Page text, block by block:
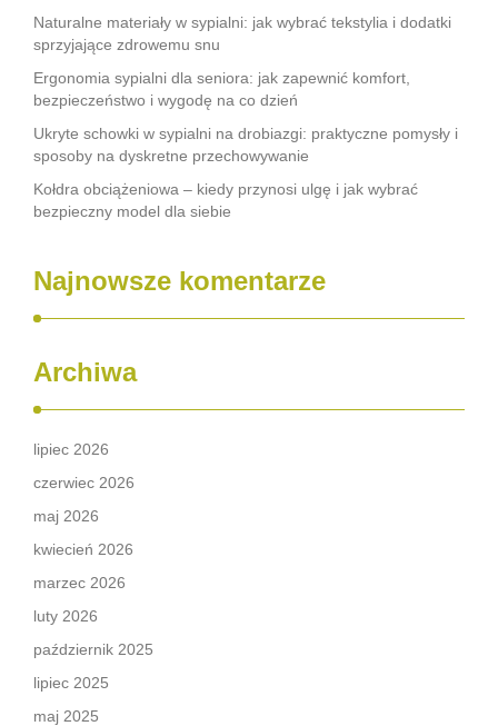
Naturalne materiały w sypialni: jak wybrać tekstylia i dodatki
sprzyjające zdrowemu snu
Ergonomia sypialni dla seniora: jak zapewnić komfort,
bezpieczeństwo i wygodę na co dzień
Ukryte schowki w sypialni na drobiazgi: praktyczne pomysły i
sposoby na dyskretne przechowywanie
Kołdra obciążeniowa – kiedy przynosi ulgę i jak wybrać
bezpieczny model dla siebie
Najnowsze komentarze
Archiwa
lipiec 2026
czerwiec 2026
maj 2026
kwiecień 2026
marzec 2026
luty 2026
październik 2025
lipiec 2025
maj 2025